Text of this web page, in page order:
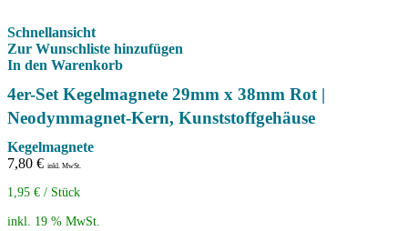
Schnellansicht
Zur Wunschliste hinzufügen
In den Warenkorb
4er-Set Kegelmagnete 29mm x 38mm Rot |
Neodymmagnet-Kern, Kunststoffgehäuse
Kegelmagnete
7,80 € inkl. MwSt.
1,95 € / Stück
inkl. 19 % MwSt.